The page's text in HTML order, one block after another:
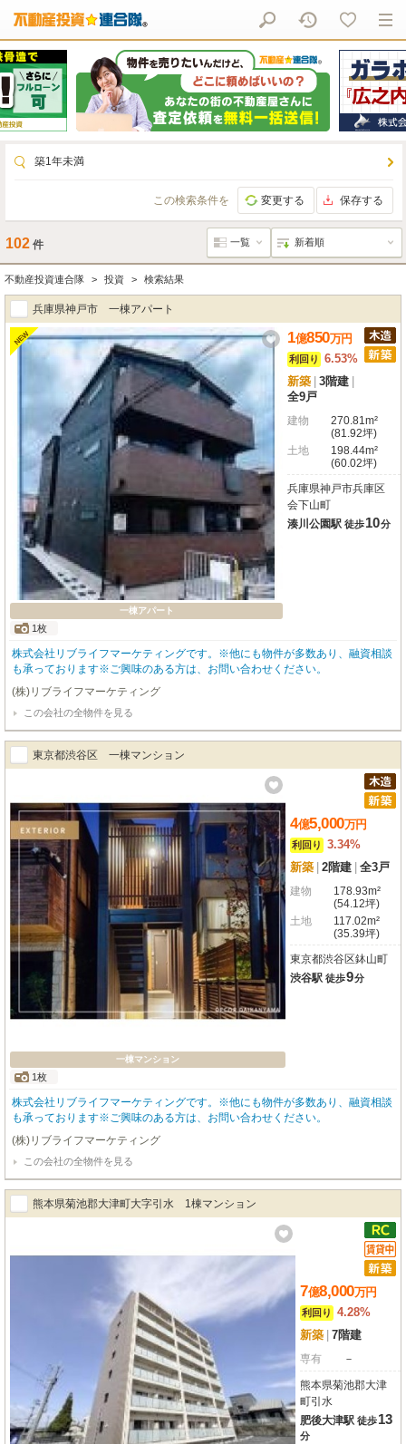
築1年未満
この検索条件を 変更する 保存する
102 件
不動産投資連合隊 投資 検索結果
兵庫県神戸市 一棟アパート
NEW
一棟アパート
1枚
1億850万円
利回り
6.53%
新築 3階建
全9戸
建物
270.81m²
(81.92坪)
土地
198.44m²
(60.02坪)
兵庫県神戸市兵庫区
会下山町
湊川公園駅 徒歩10分
株式会社リブライフマーケティングです。※他にも物件が多数あり、融資相談
も承っております※ご興味のある方は、お問い合わせください。
(株)リブライフマーケティング
この会社の全物件を見る
東京都渋谷区 一棟マンション
一棟マンション
1枚
4億5,000万円
利回り
3.34%
新築 2階建 全3戸
建物
178.93m²
(54.12坪)
土地
117.02m²
(35.39坪)
東京都渋谷区鉢山町
渋谷駅 徒歩9分
株式会社リブライフマーケティングです。※他にも物件が多数あり、融資相談
も承っております※ご興味のある方は、お問い合わせください。
(株)リブライフマーケティング
この会社の全物件を見る
熊本県菊池郡大津町大字引水 1棟マンション
7億8,000万円
利回り
4.28%
新築 7階建
専有 －
熊本県菊池郡大津
町引水
肥後大津駅 徒歩13
分